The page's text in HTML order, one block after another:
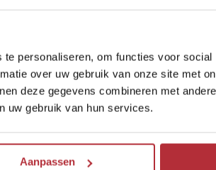
personaliseren, om functies voor
over uw gebruik van onze site met
deze gegevens combineren met
uw gebruik van hun services.
Aanpassen
- Colca Canyon -